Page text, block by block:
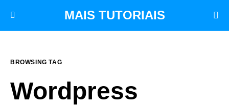
MAIS TUTORIAIS
BROWSING TAG
Wordpress